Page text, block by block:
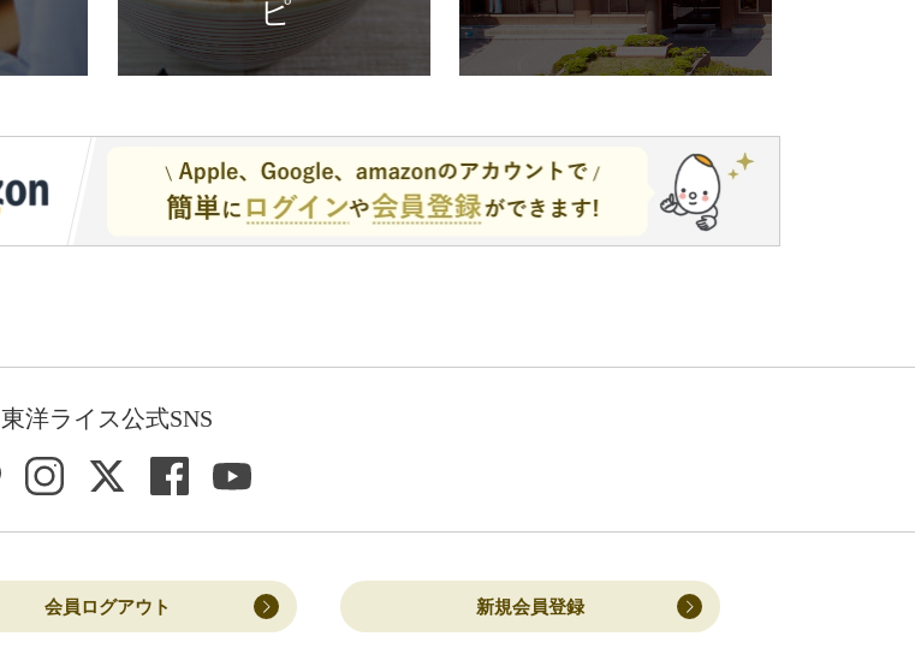
東洋ライス公式SNS
会員ログアウト 新規会員登録